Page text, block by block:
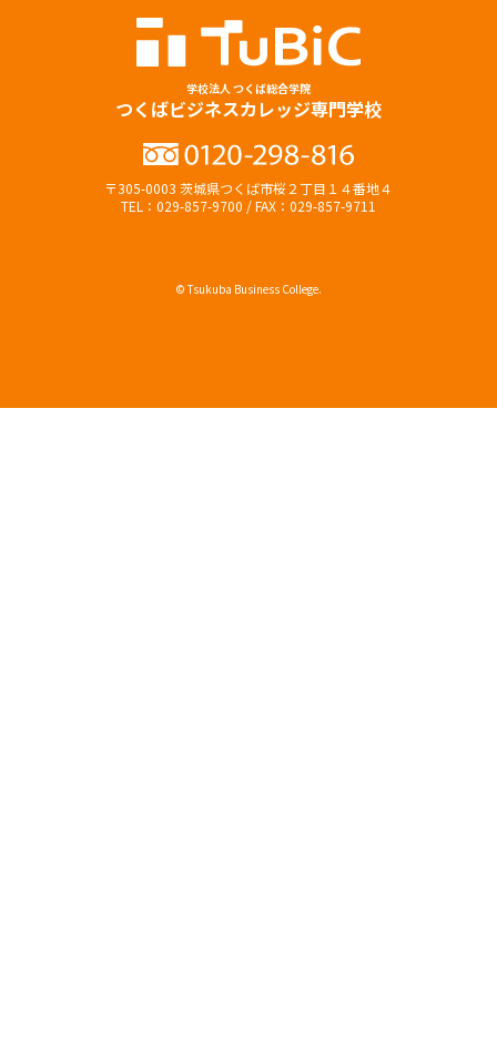
学校法人 つくば総合学院
つくばビジネスカレッジ専門学校
〒305-0003 茨城県つくば市桜２丁目１４番地４
TEL：029-857-9700 / FAX：029-857-9711
© Tsukuba Business College.